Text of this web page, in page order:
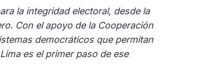
la integridad electoral, desde la
Con el apoyo de la Cooperación
democráticos que permitan
es el primer paso de ese